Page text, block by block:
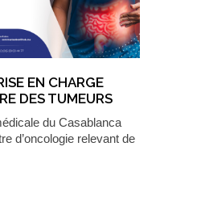
EN CHARGE
DES TUMEURS
DIGESTIVES
du Casablanca
d’oncologie relevant de